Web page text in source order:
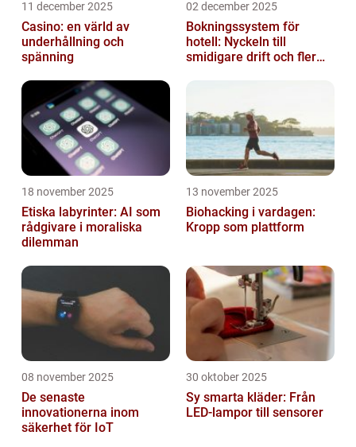
11 december 2025
Casino: en värld av
underhållning och
spänning
02 december 2025
Bokningssystem för
hotell: Nyckeln till
smidigare drift och fler
18 november 2025
Etiska labyrinter: AI som
rådgivare i moraliska
dilemman
13 november 2025
Biohacking i vardagen:
Kropp som plattform
08 november 2025
De senaste
innovationerna inom
säkerhet för IoT
30 oktober 2025
Sy smarta kläder: Från
LED-lampor till sensorer